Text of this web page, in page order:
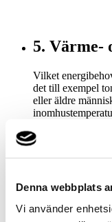
Denna webbplats
Vi använder
5. Värme-
Vilket
det till exempel
eller äldre